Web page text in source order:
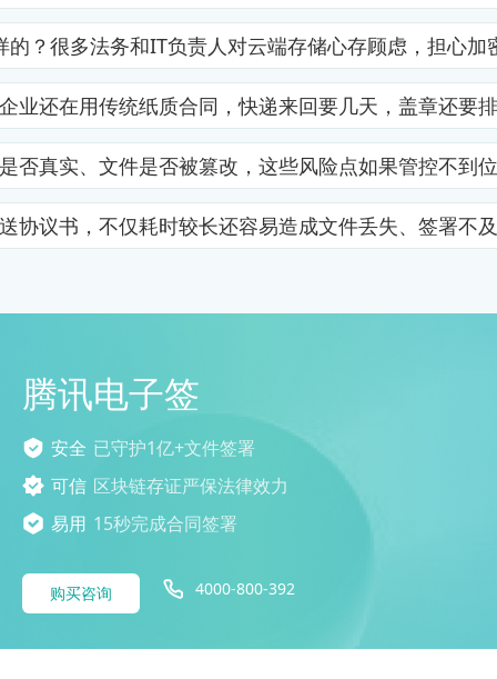
很多法务和IT负责人对云端存储心存顾虑，担
还在用传统纸质合同，快递来回要几天，盖章还
真实、文件是否被篡改，这些风险点如果管控不
议书，不仅耗时较长还容易造成文件丢失、签署
腾讯电子签
安全 已守护1亿+文件签署
可信 区块链存证严保法律效力
易用 15秒完成合同签署
购买咨询 4000-800-392